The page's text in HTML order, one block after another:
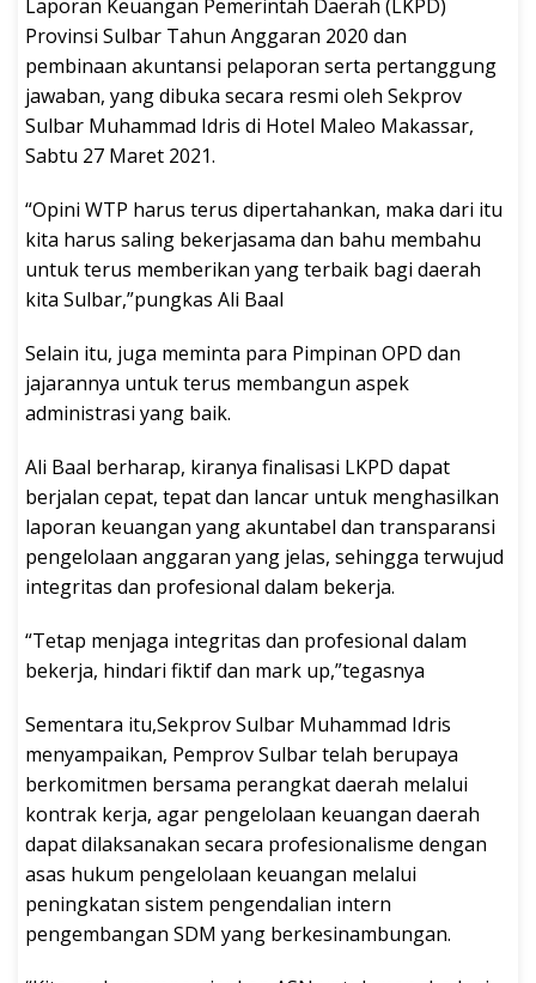
Laporan Keuangan Pemerintah Daerah (LKPD)
Provinsi Sulbar Tahun Anggaran 2020 dan
pembinaan akuntansi pelaporan serta pertanggung
jawaban, yang dibuka secara resmi oleh Sekprov
Sulbar Muhammad Idris di Hotel Maleo Makassar,
Sabtu 27 Maret 2021.
“Opini WTP harus terus dipertahankan, maka dari itu
kita harus saling bekerjasama dan bahu membahu
untuk terus memberikan yang terbaik bagi daerah
kita Sulbar,”pungkas Ali Baal
Selain itu, juga meminta para Pimpinan OPD dan
jajarannya untuk terus membangun aspek
administrasi yang baik.
Ali Baal berharap, kiranya finalisasi LKPD dapat
berjalan cepat, tepat dan lancar untuk menghasilkan
laporan keuangan yang akuntabel dan transparansi
pengelolaan anggaran yang jelas, sehingga terwujud
integritas dan profesional dalam bekerja.
“Tetap menjaga integritas dan profesional dalam
bekerja, hindari fiktif dan mark up,”tegasnya
Sementara itu,Sekprov Sulbar Muhammad Idris
menyampaikan, Pemprov Sulbar telah berupaya
berkomitmen bersama perangkat daerah melalui
kontrak kerja, agar pengelolaan keuangan daerah
dapat dilaksanakan secara profesionalisme dengan
asas hukum pengelolaan keuangan melalui
peningkatan sistem pengendalian intern
pengembangan SDM yang berkesinambungan.